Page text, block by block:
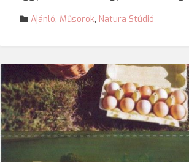
Ajánló, Műsorok, Natura Stúdió